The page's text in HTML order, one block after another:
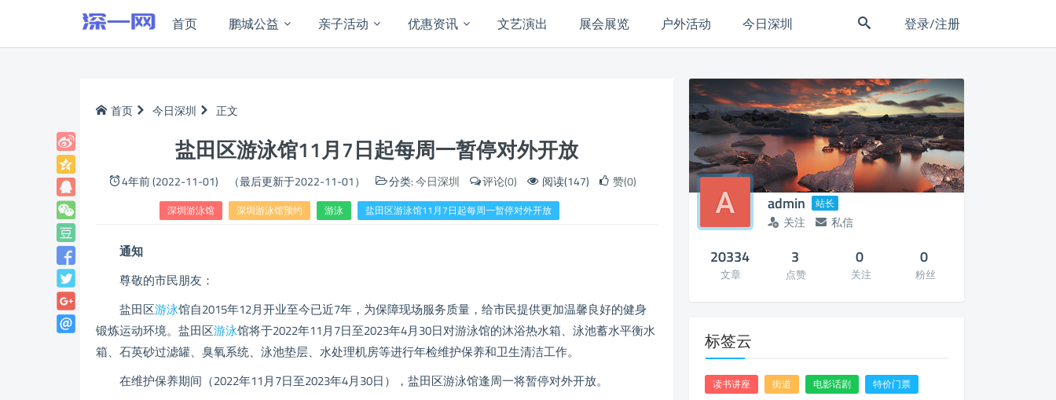
首页 鹏城公益 亲子活动 优惠资讯 文艺演出 展会展览 户外活动 今日深圳 登录/注册
首页 今日深圳 正文
盐田区游泳馆11月7日起每周一暂停对外开放
4年前 (2022-11-01) （最后更新于2022-11-01） 分类:今日深圳 评论(0) 阅读(147) 赞(0)
深圳游泳馆 深圳游泳馆预约 游泳 盐田区游泳馆11月7日起每周一暂停对外开放
通知
尊敬的市民朋友：
盐田区游泳馆自2015年12月开业至今已近7年，为保障现场服务质量，给市民提供更加温馨良好的健身
锻炼运动环境。盐田区游泳馆将于2022年11月7日至2023年4月30日对游泳馆的沐浴热水箱、泳池蓄水平衡水
箱、石英砂过滤罐、臭氧系统、泳池垫层、水处理机房等进行年检维护保养和卫生清洁工作。
在维护保养期间（2022年11月7日至2023年4月30日），盐田区游泳馆逢周一将暂停对外开放。
admin 站长
关注 私信
20334
文章
3
点赞
0
关注
0
粉丝
标签云
读书讲座 街道 电影话剧
特价门票